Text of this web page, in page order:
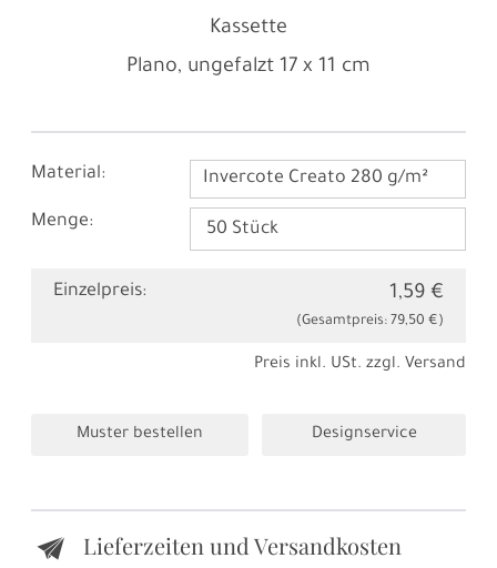
Kassette
Plano, ungefalzt 17 x 11 cm
Material: Invercote Creato 280 g/m²
Menge:
Einzelpreis: 1,59 €
(Gesamtpreis: 79,50 €)
Preis inkl. USt. zzgl. Versand
Muster bestellen Designservice
e Lieferzeiten und Versandkosten